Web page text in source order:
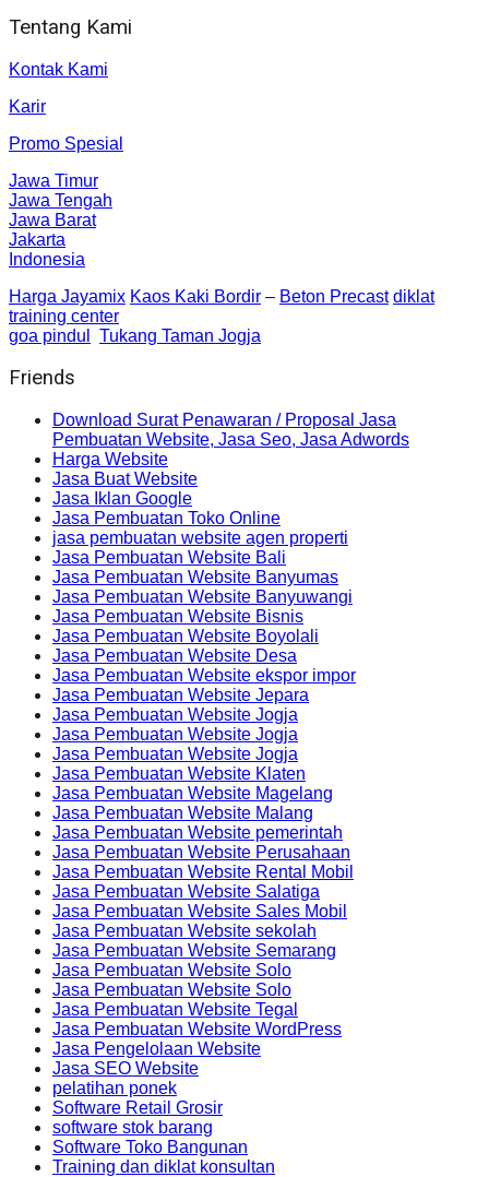
Tentang Kami
Kontak Kami
Karir
Promo Spesial
Jawa Timur
Jawa Tengah
Jawa Barat
Jakarta
Indonesia
Harga Jayamix Kaos Kaki Bordir – Beton Precast diklat
training center
goa pindul
Tukang Taman Jogja
Friends
Download Surat Penawaran / Proposal Jasa
Pembuatan Website, Jasa Seo, Jasa Adwords
Harga Website
Jasa Buat Website
Jasa Iklan Google
Jasa Pembuatan Toko Online
jasa pembuatan website agen properti
Jasa Pembuatan Website Bali
Jasa Pembuatan Website Banyumas
Jasa Pembuatan Website Banyuwangi
Jasa Pembuatan Website Bisnis
Jasa Pembuatan Website Boyolali
Jasa Pembuatan Website Desa
Jasa Pembuatan Website ekspor impor
Jasa Pembuatan Website Jepara
Jasa Pembuatan Website Jogja
Jasa Pembuatan Website Jogja
Jasa Pembuatan Website Jogja
Jasa Pembuatan Website Klaten
Jasa Pembuatan Website Magelang
Jasa Pembuatan Website Malang
Jasa Pembuatan Website pemerintah
Jasa Pembuatan Website Perusahaan
Jasa Pembuatan Website Rental Mobil
Jasa Pembuatan Website Salatiga
Jasa Pembuatan Website Sales Mobil
Jasa Pembuatan Website sekolah
Jasa Pembuatan Website Semarang
Jasa Pembuatan Website Solo
Jasa Pembuatan Website Solo
Jasa Pembuatan Website Tegal
Jasa Pembuatan Website WordPress
Jasa Pengelolaan Website
Jasa SEO Website
pelatihan ponek
Software Retail Grosir
software stok barang
Software Toko Bangunan
Training dan diklat konsultan